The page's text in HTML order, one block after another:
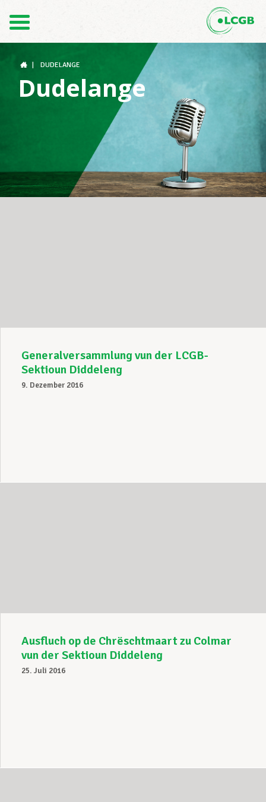
FR
Gewerkschaftsstrukturen
Unterstützung im Arbeitsalltag
Mitglied werden
DUDELANGE
Dudelange
Generalversammlung vun der LCGB-
Sektioun Diddeleng
9. Dezember 2016
Ausfluch op de Chrëschtmaart zu Colmar
vun der Sektioun Diddeleng
25. Juli 2016